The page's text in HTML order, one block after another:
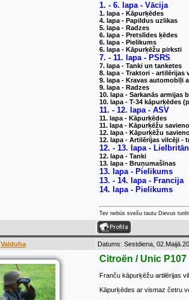
1. - 6. lapa - Vācija
1. lapa - Kāpurķēdes
4. lapa - Papildus uzlikas
5. lapa - Radzes
6. lapa - Pretslīdes ķēdes
6. lapa - Pielikums
6. lapa - Kāpurķēžu pirksti
7. - 11. lapa - PSRS
7. lapa - Tanki un tanketes
8. lapa - Traktori - artilērijas
9. lapa - Kravas automobīļi
9. lapa - Radzes
10. lapa - Sarkanās armijas
10. lapa - T-34 kāpurķēdes
11. - 12. lapa - ASV
11. lapa - Kāpurķēdes
11. lapa - Kāpurķēžu
12. lapa - Kāpurķēžu
12. lapa - Artilērijas vilcēji -
12. - 13. lapa -
12. lapa - Tanki
13. lapa - Bruņumašīnas
13. lapa - Pielikums
13. - 14. lapa - Francija
14. lapa - Pielikums
Tev nebūs svešu tautu Dievus
Valduha Datums: Sestdiena,
Citroën / Unic P107
Franču kāpurķēžu artilērijas
Kāpurķēdes ar vismaz četru